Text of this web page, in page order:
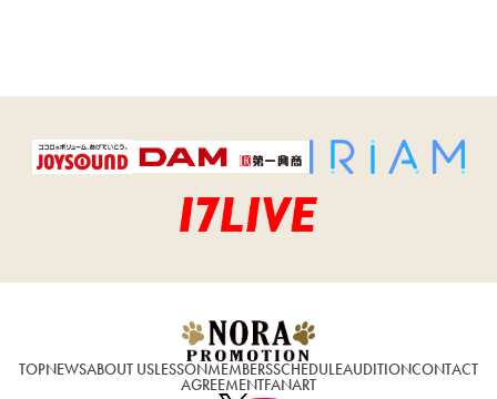
TOPNEWSABOUT USLESSONMEMBERSSCHEDULEAUDITIONCONTACT
AGREEMENTFANART